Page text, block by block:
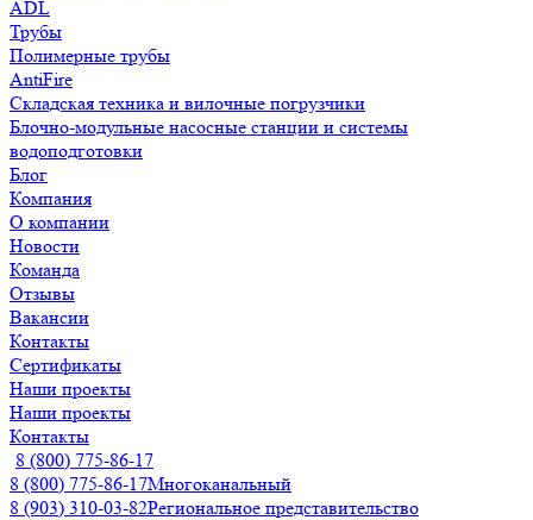
ADL
Трубы
Полимерные трубы
AntiFire
Складская техника и вилочные погрузчики
Блочно-модульные насосные станции и системы
водоподготовки
Блог
Компания
О компании
Новости
Команда
Отзывы
Вакансии
Контакты
Сертификаты
Наши проекты
Наши проекты
Контакты
8 (800) 775-86-17
8 (800) 775-86-17Многоканальный
8 (903) 310-03-82Региональное представительство